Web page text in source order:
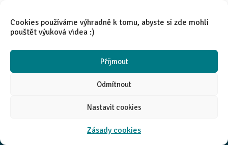
Cookies používáme výhradně k tomu, abyste si zde mohli
pouštět výuková videa :)
Přijmout
Odmítnout
Nastavit cookies
Zásady cookies
Aneta Španielová